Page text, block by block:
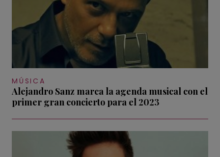
MÚSICA
Alejandro Sanz marca la agenda musical con el
primer gran concierto para el 2023